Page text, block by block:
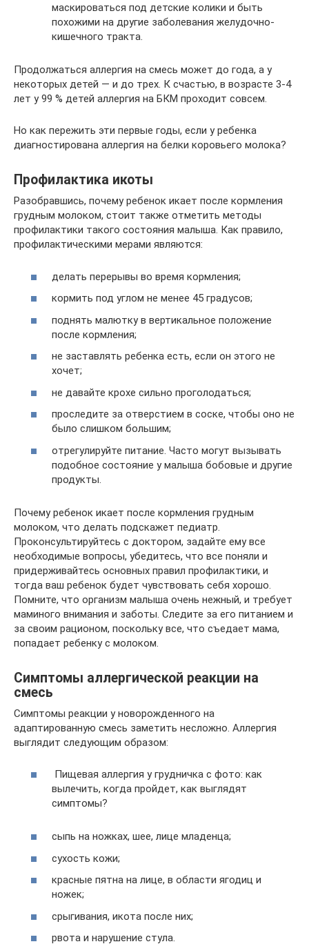
маскироваться под детские колики и быть
похожими на другие заболевания желудочно-
кишечного тракта.
Продолжаться аллергия на смесь может до года, а у
некоторых детей — и до трех. К счастью, в возрасте 3-4
лет у 99 % детей аллергия на БКМ проходит совсем.
Но как пережить эти первые годы, если у ребенка
диагностирована аллергия на белки коровьего молока?
Профилактика икоты
Разобравшись, почему ребенок икает после кормления
грудным молоком, стоит также отметить методы
профилактики такого состояния малыша. Как правило,
профилактическими мерами являются:
делать перерывы во время кормления;
кормить под углом не менее 45 градусов;
поднять малютку в вертикальное положение
после кормления;
не заставлять ребенка есть, если он этого не
хочет;
не давайте крохе сильно проголодаться;
проследите за отверстием в соске, чтобы оно не
было слишком большим;
отрегулируйте питание. Часто могут вызывать
подобное состояние у малыша бобовые и другие
продукты.
Почему ребенок икает после кормления грудным
молоком, что делать подскажет педиатр.
Проконсультируйтесь с доктором, задайте ему все
необходимые вопросы, убедитесь, что все поняли и
придерживайтесь основных правил профилактики, и
тогда ваш ребенок будет чувствовать себя хорошо.
Помните, что организм малыша очень нежный, и требует
маминого внимания и заботы. Следите за его питанием и
за своим рационом, поскольку все, что съедает мама,
попадает ребенку с молоком.
Симптомы аллергической реакции на
смесь
Симптомы реакции у новорожденного на
адаптированную смесь заметить несложно. Аллергия
выглядит следующим образом:
Пищевая аллергия у грудничка с фото: как
вылечить, когда пройдет, как выглядят
симптомы?
сыпь на ножках, шее, лице младенца;
сухость кожи;
красные пятна на лице, в области ягодиц и
ножек;
срыгивания, икота после них;
рвота и нарушение стула.